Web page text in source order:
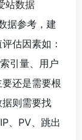
站数据
据参考，建
估因素如：
引量、用户
还是需要根
则需要找
、PV、跳出